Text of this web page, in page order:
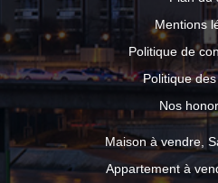
Mentions
Politique de
Politique
Nos
Maison à vendre,
Appartement à